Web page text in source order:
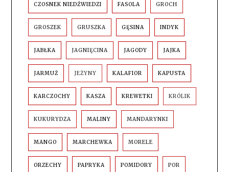
CZOSNEK NIEDŹWIEDZI FASOLA GROCH
GROSZEK GRUSZKA GĘSINA INDYK
JABŁKA JAGNIĘCINA JAGODY JAJKA
JARMUŻ JEŻYNY KALAFIOR KAPUSTA
KARCZOCHY KASZA KREWETKI KRÓLIK
KUKURYDZA MALINY MANDARYNKI
MANGO MARCHEWKA MORELE
ORZECHY PAPRYKA POMIDORY POR